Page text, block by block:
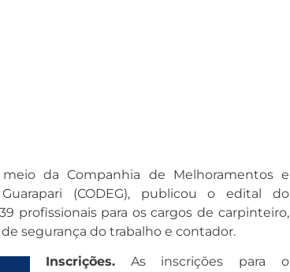
da Companhia de Melhoramentos e
(CODEG), publicou o edital do
profissionais para os cargos de carpinteiro,
segurança do trabalho e contador.
Inscrições. As inscrições para o